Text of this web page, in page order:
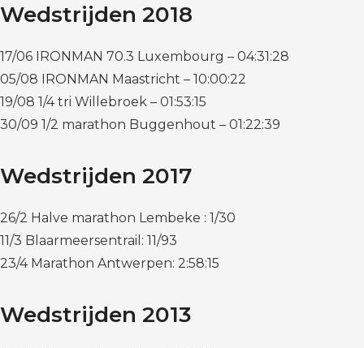
Wedstrijden 2018
17/06 IRONMAN 70.3 Luxembourg – 04:31:28
05/08 IRONMAN Maastricht – 10:00:22
19/08 1/4 tri Willebroek – 01:53:15
30/09 1/2 marathon Buggenhout – 01:22:39
Wedstrijden 2017
26/2 Halve marathon Lembeke : 1/30
11/3 Blaarmeersentrail: 11/93
23/4 Marathon Antwerpen: 2:58:15
Wedstrijden 2013